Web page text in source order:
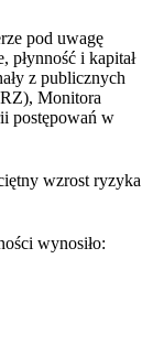
pod uwagę
płynność i kapitał
z publicznych
Monitora
postępowań w
wzrost ryzyka
wynosiło: